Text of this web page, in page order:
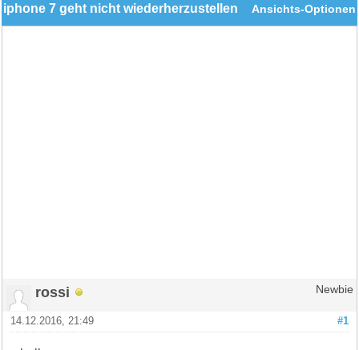
Ansichts-Optionen
iphone 7 geht nicht wiederherzustellen
rossi Newbie
#1
14.12.2016, 21:49